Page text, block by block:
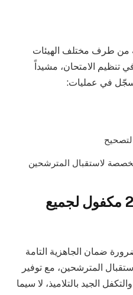
من طرف مختلف الهيئات
تنظيم الامتحان، مشيداً
في عمليات:
لاستقبال المترشحين
حق اجتياز البيام 2026 مكفول لجميع
ضمان الجاهزية التامة
المترشحين، مع توفير
الجيد بالتلاميذ، لا سيما